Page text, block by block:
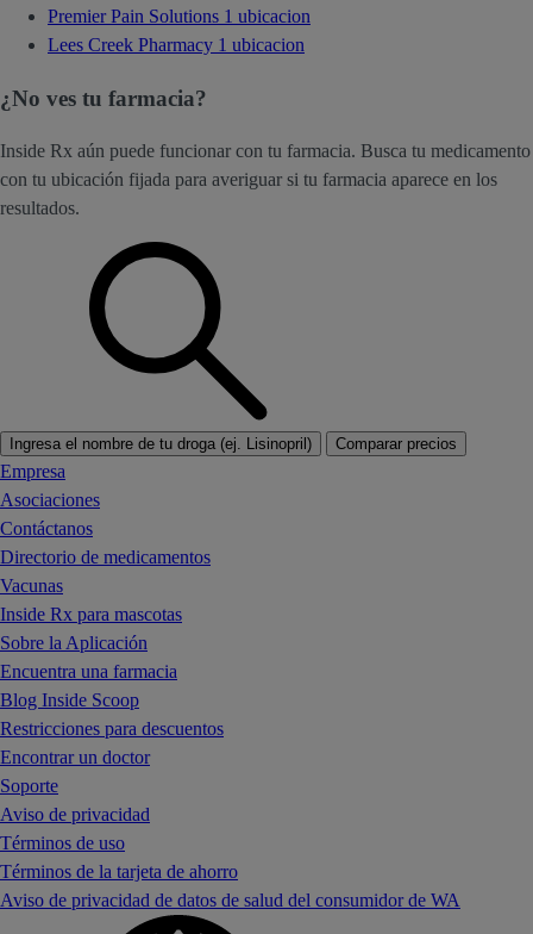
Premier Pain Solutions 1 ubicacion
Lees Creek Pharmacy 1 ubicacion
¿No ves tu farmacia?
Inside Rx aún puede funcionar con tu farmacia. Busca tu medicamento
con tu ubicación fijada para averiguar si tu farmacia aparece en los
resultados.
Ingresa el nombre de tu droga (ej. Lisinopril) Comparar precios
Empresa
Asociaciones
Contáctanos
Directorio de medicamentos
Vacunas
Inside Rx para mascotas
Sobre la Aplicación
Encuentra una farmacia
Blog Inside Scoop
Restricciones para descuentos
Encontrar un doctor
Soporte
Aviso de privacidad
Términos de uso
Términos de la tarjeta de ahorro
Aviso de privacidad de datos de salud del consumidor de WA